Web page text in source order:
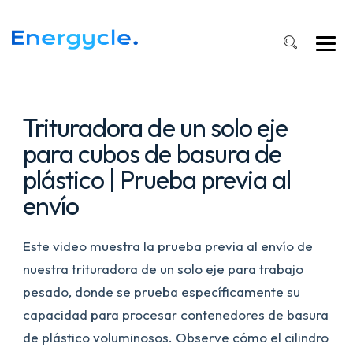
triturar
cubos
Trituradora de un solo eje
para cubos de basura de
plástico | Prueba previa al
envío
Este video muestra la prueba previa al envío de
nuestra trituradora de un solo eje para trabajo
pesado, donde se prueba específicamente su
capacidad para procesar contenedores de basura
de plástico voluminosos. Observe cómo el cilindro